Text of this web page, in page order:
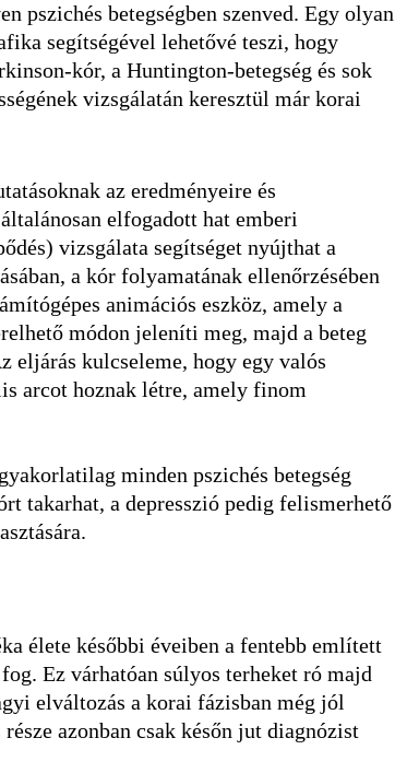
pszichés betegségben szenved. Egy olyan
segítségével lehetővé teszi, hogy
kór, a Huntington-betegség és sok
vizsgálatán keresztül már korai
az eredményeire és
elfogadott hat emberi
vizsgálata segítséget nyújthat a
a kór folyamatának ellenőrzésében
animációs eszköz, amely a
módon jeleníti meg, majd a beteg
eljárás kulcseleme, hogy egy valós
arcot hoznak létre, amely finom
minden pszichés betegség
takarhat, a depresszió pedig felismerhető
élete későbbi éveiben a fentebb említett
Ez várhatóan súlyos terheket ró majd
elváltozás a korai fázisban még jól
azonban csak későn jut diagnózist